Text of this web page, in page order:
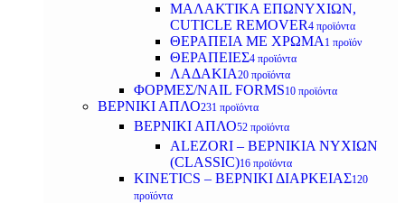
ΜΑΛΑΚΤΙΚΑ ΕΠΩΝΥΧΙΩΝ,
CUTICLE REMOVER4 προϊόντα
ΘΕΡΑΠΕΙΑ ΜΕ ΧΡΩΜΑ 1 προϊόν
ΘΕΡΑΠΕΙΕΣ4 προϊόντα
ΛΑΔΑΚΙΑ20 προϊόντα
ΦΟΡΜΕΣ/NAIL FORMS10 προϊόντα
ΒΕΡΝΙΚΙ ΑΠΛΟ231 προϊόντα
ΒΕΡΝΙΚΙ ΑΠΛΟ52 προϊόντα
ALEZORI – ΒΕΡΝΙΚΙΑ ΝΥΧΙΩΝ
(CLASSIC)16 προϊόντα
KINETICS – ΒΕΡΝΙΚΙ ΔΙΑΡΚΕΙΑΣ120
προϊόντα